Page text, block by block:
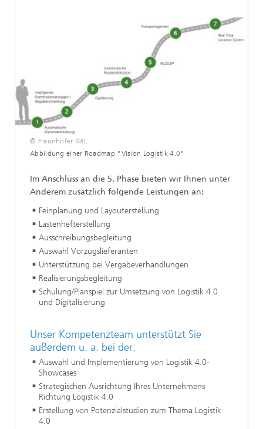
© Fraunhofer IML
Abbildung einer Roadmap "Vision Logistik 4.0"
Im Anschluss an die 5. Phase bieten wir Ihnen unter
Anderem zusätzlich folgende Leistungen an:
Feinplanung und Layouterstellung
Lastenhefterstellung
Ausschreibungsbegleitung
Auswahl Vorzugslieferanten
Unterstützung bei Vergabeverhandlungen
Realisierungsbegleitung
Schulung/Planspiel zur Umsetzung von Logistik 4.0
und Digitalisierung
Unser Kompetenzteam unterstützt Sie
außerdem u. a. bei der:
Auswahl und Implementierung von Logistik 4.0-
Showcases
Strategischen Ausrichtung Ihres Unternehmens
Richtung Logistik 4.0
Erstellung von Potenzialstudien zum Thema Logistik
4.0